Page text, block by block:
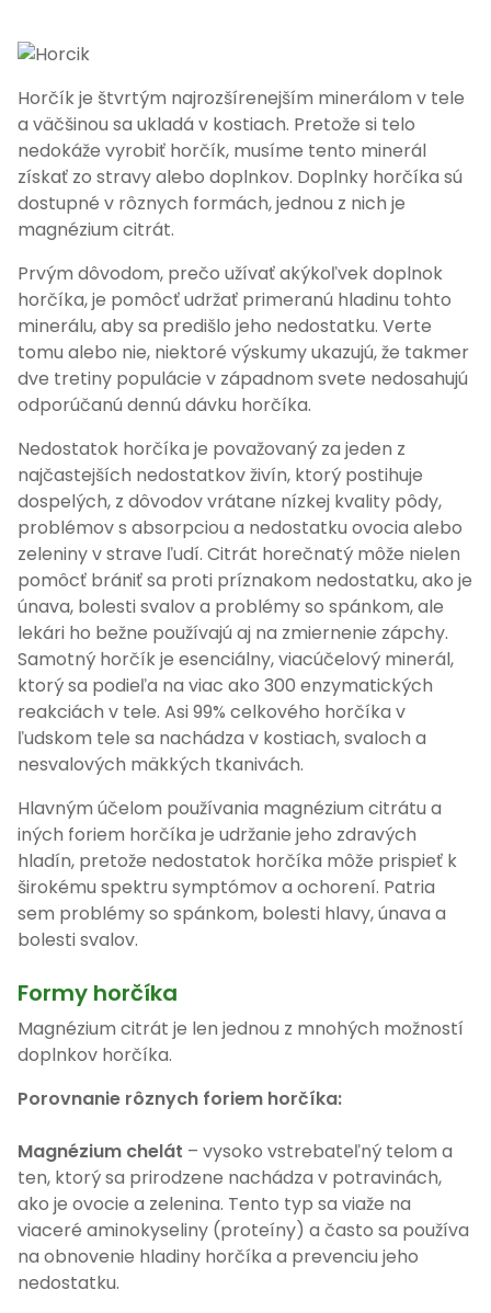
Horčík je štvrtým najrozšírenejším minerálom v tele
a väčšinou sa ukladá v kostiach. Pretože si telo
nedokáže vyrobiť horčík, musíme tento minerál
získať zo stravy alebo doplnkov. Doplnky horčíka sú
dostupné v rôznych formách, jednou z nich je
magnézium citrát.
Prvým dôvodom, prečo užívať akýkoľvek doplnok
horčíka, je pomôcť udržať primeranú hladinu tohto
minerálu, aby sa predišlo jeho nedostatku. Verte
tomu alebo nie, niektoré výskumy ukazujú, že takmer
dve tretiny populácie v západnom svete nedosahujú
odporúčanú dennú dávku horčíka.
Nedostatok horčíka je považovaný za jeden z
najčastejších nedostatkov živín, ktorý postihuje
dospelých, z dôvodov vrátane nízkej kvality pôdy,
problémov s absorpciou a nedostatku ovocia alebo
zeleniny v strave ľudí. Citrát horečnatý môže nielen
pomôcť brániť sa proti príznakom nedostatku, ako je
únava, bolesti svalov a problémy so spánkom, ale
lekári ho bežne používajú aj na zmiernenie zápchy.
Samotný horčík je esenciálny, viacúčelový minerál,
ktorý sa podieľa na viac ako 300 enzymatických
reakciách v tele. Asi 99% celkového horčíka v
ľudskom tele sa nachádza v kostiach, svaloch a
nesvalových mäkkých tkanivách.
Hlavným účelom používania magnézium citrátu a
iných foriem horčíka je udržanie jeho zdravých
hladín, pretože nedostatok horčíka môže prispieť k
širokému spektru symptómov a ochorení. Patria
sem problémy so spánkom, bolesti hlavy, únava a
bolesti svalov.
Formy horčíka
Magnézium citrát je len jednou z mnohých možností
doplnkov horčíka.
Porovnanie rôznych foriem horčíka:
Magnézium chelát – vysoko vstrebateľný telom a
ten, ktorý sa prirodzene nachádza v potravinách,
ako je ovocie a zelenina. Tento typ sa viaže na
viaceré aminokyseliny (proteíny) a často sa používa
na obnovenie hladiny horčíka a prevenciu jeho
nedostatku.